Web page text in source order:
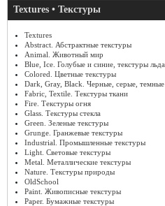
Textures • Текстуры
Textures
Abstract. Абстрактные текстуры
Animal. Животный мир
Blue, Ice. Голубые и синие, текстуры льда
Colored. Цветные текстуры
Dark, Gray, Black. Черные, серые, темные
Fabric, Textile. Текстуры ткани
Fire. Текстуры огня
Glass. Текстуры стекла
Green. Зеленые текстуры
Grunge. Гранжевые текстуры
Industrial. Промышленные текстуры
Light. Световые текстуры
Metal. Металлические текстуры
Nature. Текстуры природы
OldSchool
Paint. Живописные текстуры
Paper. Бумажные текстуры